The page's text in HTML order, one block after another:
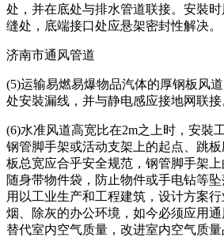
处，并在底处与排水管道联接。安裝
缝处，底端接口处应悬架密封性解决。
济南市通风管道
(5)运输易燃易爆物品汽体的厚钢板风
处安裝漏线，并与静电感应接地网联接
(6)水准风道高宽比在2m之上时，安裝
钢管脚手架或活动支架上的起点、跳
板总宽应合乎安全规范，钢管脚手架
随身带物件袋，防止物件或手电钻等
用以工业生产和工程建筑，设计方案
烟、除灰的办公环境，如今必须应用
替代室内空气质量，改进室内空气质量